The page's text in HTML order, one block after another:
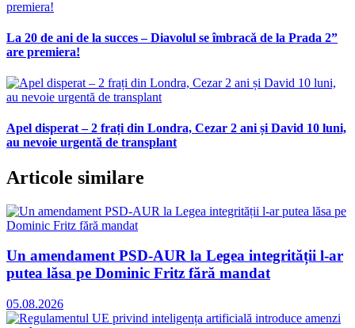
La 20 de ani de la succes – Diavolul se îmbracă de la Prada 2”
are premiera!
Apel disperat – 2 frați din Londra, Cezar 2 ani și David 10 luni,
au nevoie urgentă de transplant
Articole similare
Un amendament PSD-AUR la Legea integrității l-ar
putea lăsa pe Dominic Fritz fără mandat
05.08.2026